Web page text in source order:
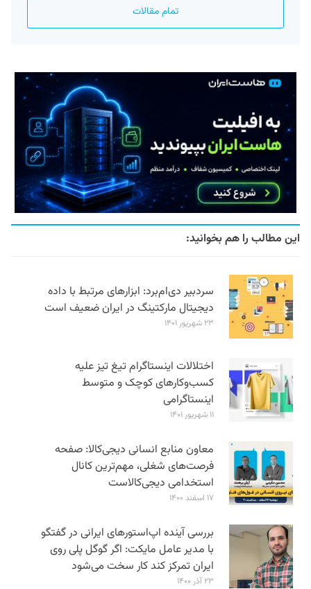
تمام مقالات
این مطالب را هم بخوانید:
سردبیر دی‌ام‌برد: ابزارهای مرتبط با داده
دیجیتال مارکتینگ در ایران ضعیف است
۲۳ شهریور ۱۴۰۱
اختلالات اینستاگرام تیغ تیز علیه
کسب‌وکارهای کوچک و متوسط
اینستاگرامی
۱۱ شهریور ۱۴۰۱
معاون منابع انسانی دیجی‌کالا: صفحه
فرصت‌های شغلی، مهم‌ترین کانال
استخدامی دیجی‌کالاست
۱۷ اسفند ۱۴۰۰
بررسی آینده اپ‌استورهای ایرانی در گفتگو
با مدیر عامل مایکت: اگر گوگل پلی روی
ایران تمرکز کند کار سخت می‌شود
۲۳ آذر ۱۴۰۰